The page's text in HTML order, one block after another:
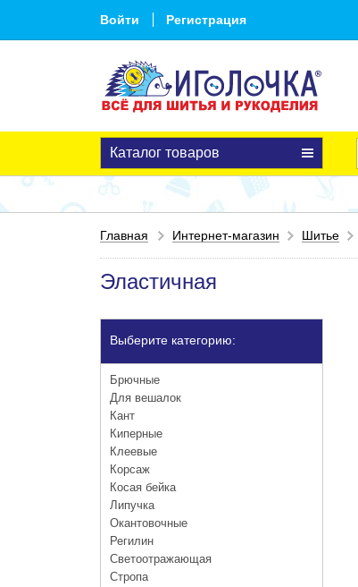
Войти Регистрация
Каталог товаров
Главная Интернет-магазин Шитье
Эластичная
Выберите категорию:
Брючные
Для вешалок
Кант
Киперные
Клеевые
Корсаж
Косая бейка
Липучка
Окантовочные
Регилин
Светоотражающая
Стропа